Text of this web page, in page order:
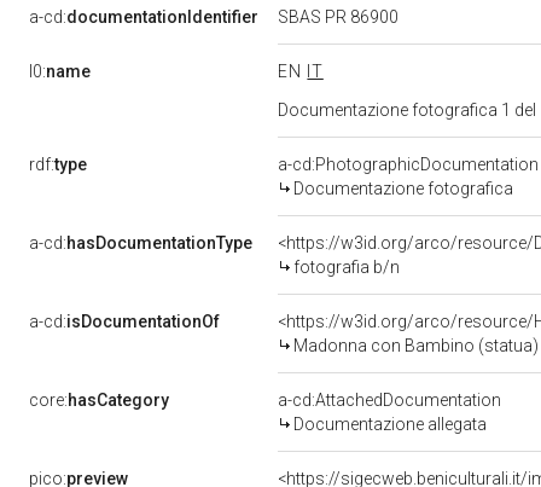
a-cd:documentationIdentifier SBAS PR 86900
l0:name EN
IT
Documentazione fotografica 1
rdf:type
a-cd:PhotographicDocumentation
Documentazione fotografica
a-cd:hasDocumentationType
<https://w3id.org/arco/resource/
fotografia b/n
a-cd:isDocumentationOf
<https://w3id.org/arco/resource/
Madonna con Bambino
core:hasCategory
a-cd:AttachedDocumentation
Documentazione allegata
pico:preview <https://sigecweb.beniculturali.it/